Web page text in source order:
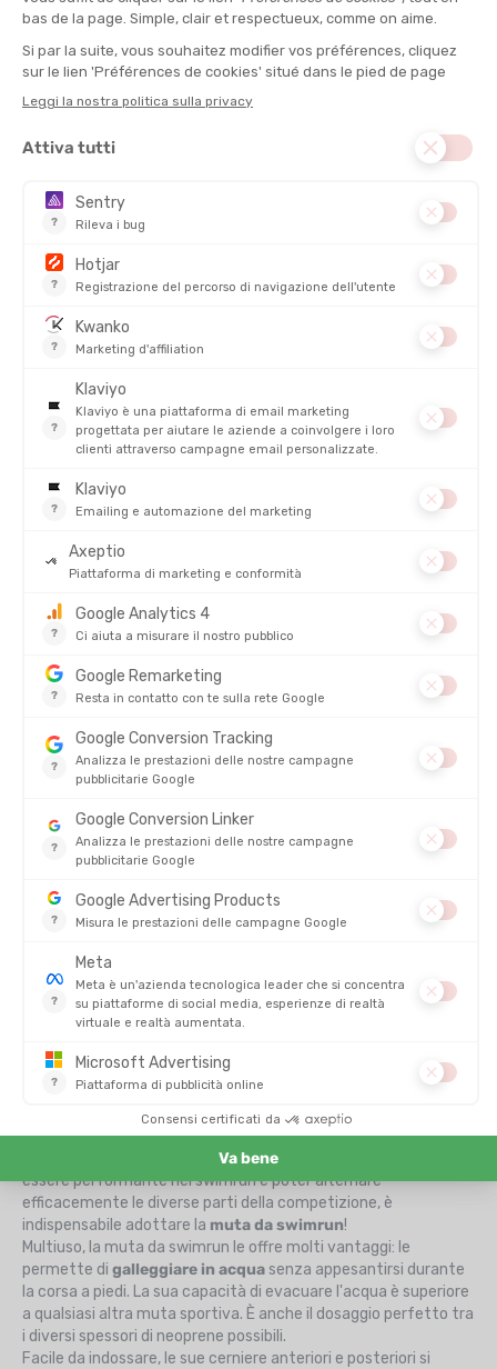
ORCA
DISPONIBILE - SPEDITO IN 24/48 ORE
SALDI
ORCA
DONNA
DISPONIBILE - SPEDITO IN 24/48 ORE
449,00 €
Hai visto 13 articoli su 13
SCEGLA LA SUA MUTA PER SWIMRUN, PER I SUOI ALLENAMENTI E
LE COMPETIZIONI IN ACQUE LIBERE !
Come il triathlon, ilswimrun
parte in acqua e in parte fuori dall'acqua
questo sport richiede l'uso di un
abbigliamento confortevole,
e soprattutto il meno vincolante possibile, per
alternare il nuoto e la corsa a piedi con fluidità! Per questo, una
muta in neopreneè appositamente progettata per la pratica
del swimrun. Al contrario dellamuta da triathlonche richiede
fasi di transizione, la muta da swimrun si mantiene per tutta la
durata della prova, come la
Muta da swimrun: caratteristiche pensate per una doppia
disciplina
Parente del triathlon, il swimrun è uno sport che integra delle
alternanze tra corsa, in trail o running (non dimentichi
!), e ilnuoto in acque libere
essere performante nel swimrun e poter alternare
efficacemente le diverse parti della competizione, è
indispensabile adottare la muta da swimrun!
Multiuso, la muta da swimrun le offre molti vantaggi: le
permette di galleggiare in acquasenza appesantirsi durante
la corsa a piedi. La sua capacità di evacuare l'acqua è superiore
a qualsiasi altra muta sportiva. È anche il dosaggio perfetto tra
i diversi spessori di neoprene possibili.
Facile da indossare, le sue cerniere anteriori e posteriori si